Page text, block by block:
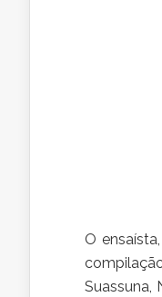
O
Suassuna,